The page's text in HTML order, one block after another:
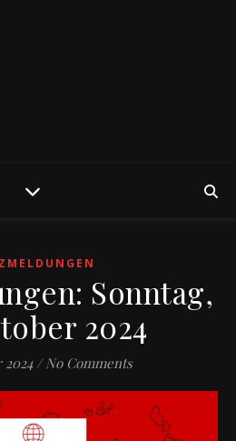
Sonntag,
2024
2024 / No Comments